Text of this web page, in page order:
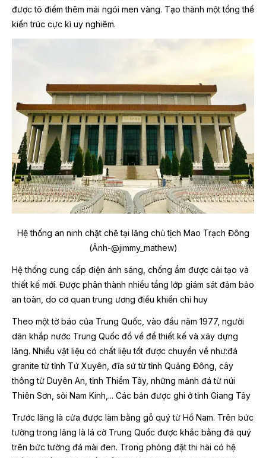
được tô điểm thêm mái ngói men vàng. Tạo thành một tổng thể
kiến trúc cực kì uy nghiêm.
Hệ thống an ninh chặt chẽ tại lăng chủ tịch Mao Trạch Đông
(Ảnh-@jimmy_mathew)
Hệ thống cung cấp điện ánh sáng, chống ẩm được cải tạo và
thiết kế mới. Được phân thành nhiều tầng lớp giám sát đảm bảo
an toàn, do cơ quan trung ương điều khiển chỉ huy
Theo một tờ báo của Trung Quốc, vào đầu năm 1977, người
dân khắp nước Trung Quốc đổ về để thiết kế và xây dựng
lăng. Nhiều vật liệu có chất liệu tốt được chuyển về như:đá
granite từ tỉnh Tứ Xuyên, đĩa sứ từ tỉnh Quảng Đông, cây
thông từ Duyên An, tỉnh Thiểm Tây, những mảnh đá từ núi
Thiên Sơn, sỏi Nam Kinh,... Các bản được ghi ở tỉnh Giang Tây
Trước lăng là cửa được làm bằng gỗ quý từ Hồ Nam. Trên bức
tường trong lăng là lá cờ Trung Quốc được khắc bằng đá quý
trên bức tường đá mài đen. Trong phòng đặt thi hài có hệ